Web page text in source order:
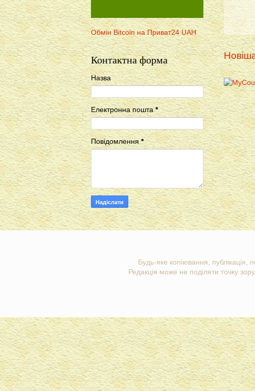
Обмін Bitcoin на Приват24 UAH
Контактна форма
Назва
Електронна пошта*
Повідомлення*
Будь-яке копіювання, публікація,
Редакція може не поділяти точку зору